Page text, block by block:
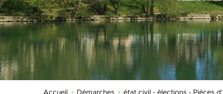
Accueil Démarches état civil - élections - Pièces